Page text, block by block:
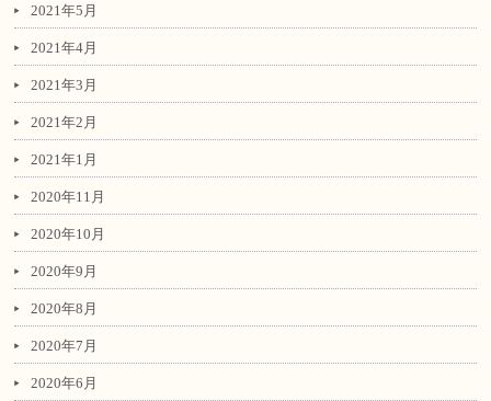
2021年5月
2021年4月
2021年3月
2021年2月
2021年1月
2020年11月
2020年10月
2020年9月
2020年8月
2020年7月
2020年6月